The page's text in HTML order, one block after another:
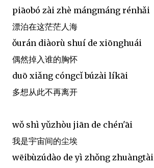
piāobó zài zhè mángmáng rénhǎi
漂泊在这茫茫人海
ǒurán diàorù shuí de xiōnghuái
偶然掉入谁的胸怀
duō xiǎng cóngcǐ búzài líkāi
多想从此不再离开
wǒ shì yǔzhòu jiān de chén'āi
我是宇宙间的尘埃
wēibùzúdào de yì zhǒng zhuàngtài